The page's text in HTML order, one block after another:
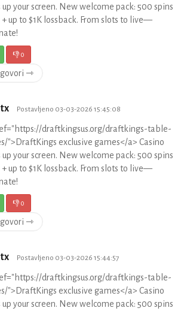
up your screen. New welcome pack: 500 spins
+ up to $1K lossback. From slots to live—
👎0
⇾
Postavljeno 03-03-2026 15:45:08
draftkingsus.org/draftkings-table-
">DraftKings exclusive games</a> Casino
up your screen. New welcome pack: 500 spins
+ up to $1K lossback. From slots to live—
👎0
⇾
Postavljeno 03-03-2026 15:44:57
draftkingsus.org/draftkings-table-
">DraftKings exclusive games</a> Casino
up your screen. New welcome pack: 500 spins